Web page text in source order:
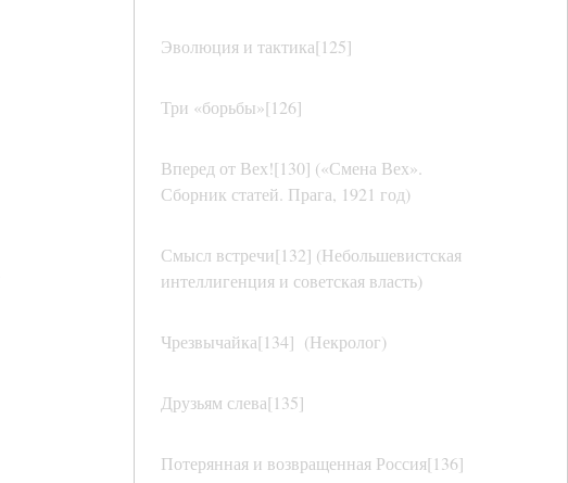
Эволюция и тактика[125]
Три «борьбы»[126]
Вперед от Вех![130] («Смена Вех».
Сборник статей. Прага, 1921 год)
Смысл встречи[132] (Небольшевистская
интеллигенция и советская власть)
Чрезвычайка[134] (Некролог)
Друзьям слева[135]
Потерянная и возвращенная Россия[136]